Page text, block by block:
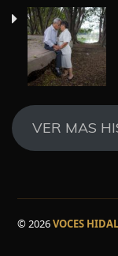
VER MAS
© 2026VOCES